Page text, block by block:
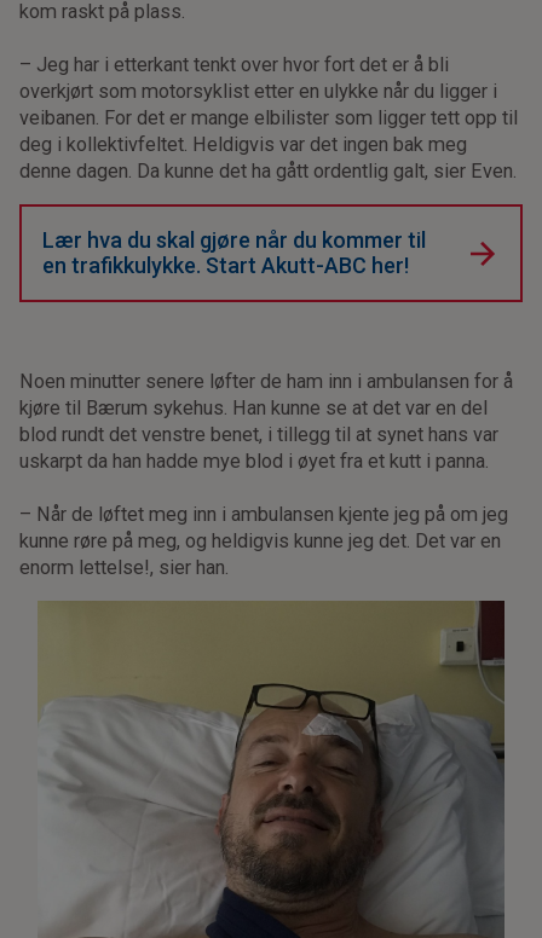
kom raskt på plass.
– Jeg har i etterkant tenkt over hvor fort det er å bli
overkjørt som motorsyklist etter en ulykke når du ligger i
veibanen. For det er mange elbilister som ligger tett opp til
deg i kollektivfeltet. Heldigvis var det ingen bak meg
denne dagen. Da kunne det ha gått ordentlig galt, sier Even.
Lær hva du skal gjøre når du kommer til
en trafikkulykke. Start Akutt-ABC her!
Noen minutter senere løfter de ham inn i ambulansen for å
kjøre til Bærum sykehus. Han kunne se at det var en del
blod rundt det venstre benet, i tillegg til at synet hans var
uskarpt da han hadde mye blod i øyet fra et kutt i panna.
– Når de løftet meg inn i ambulansen kjente jeg på om jeg
kunne røre på meg, og heldigvis kunne jeg det. Det var en
enorm lettelse!, sier han.